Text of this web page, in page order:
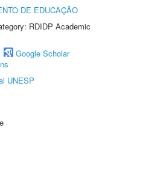
DE EDUCAÇÃO
RDIDP Academic
Google Scholar
UNESP